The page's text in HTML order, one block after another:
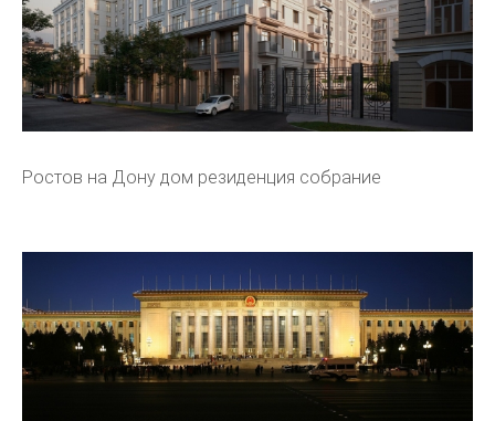
Ростов на Дону дом резиденция собрание